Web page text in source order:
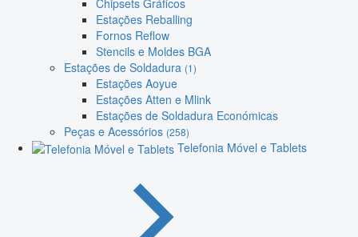
Estações Reballing
Fornos Reflow
Stencils e Moldes BGA
Estações de Soldadura (1)
Estações Aoyue
Estações Atten e Mlink
Estações de Soldadura Económicas
Peças e Acessórios (258)
Telefonia Móvel e Tablets